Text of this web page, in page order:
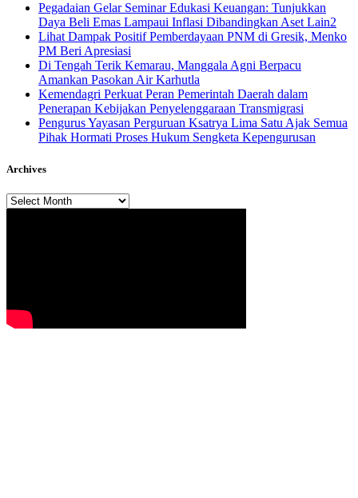
Pegadaian Gelar Seminar Edukasi Keuangan: Tunjukkan
Daya Beli Emas Lampaui Inflasi Dibandingkan Aset Lain2
Lihat Dampak Positif Pemberdayaan PNM di Gresik, Menko
PM Beri Apresiasi
​Di Tengah Terik Kemarau, Manggala Agni Berpacu
Amankan Pasokan Air Karhutla
Kemendagri Perkuat Peran Pemerintah Daerah dalam
Penerapan Kebijakan Penyelenggaraan Transmigrasi
Pengurus Yayasan Perguruan Ksatrya Lima Satu Ajak Semua
Pihak Hormati Proses Hukum Sengketa Kepengurusan
Archives
Archives